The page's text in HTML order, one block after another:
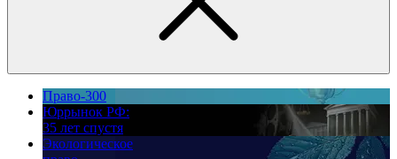
Право-300
Юррынок РФ:
35 лет спустя
Экологическое